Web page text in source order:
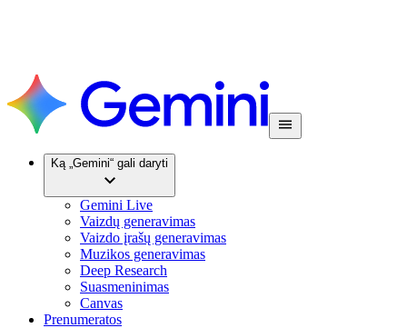
Ką „Gemini“ gali daryti
Gemini Live
Vaizdų generavimas
Vaizdo įrašų generavimas
Muzikos generavimas
Deep Research
Suasmeninimas
Canvas
Prenumeratos